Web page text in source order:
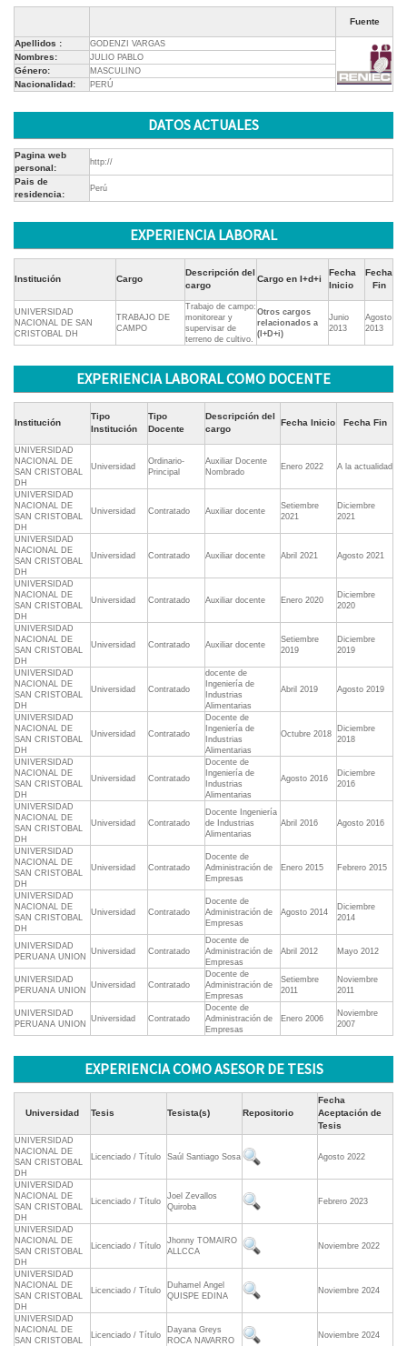
Fuente
Apellidos : GODENZI VARGAS
Nombres: JULIO PABLO
Género: MASCULINO
Nacionalidad: PERÚ
DATOS ACTUALES
Pagina web
personal:
http://
Pais de
residencia:
Perú
EXPERIENCIA LABORAL
Institución Cargo
Descripción del
cargo
Cargo en I+d+i
Fecha
Inicio
Fecha
Fin
UNIVERSIDAD
NACIONAL DE SAN
CRISTOBAL DH
TRABAJO DE
CAMPO
Trabajo de campo:
monitorear y
supervisar de
terreno de cultivo.
Otros cargos
relacionados a
(I+D+i)
Junio
2013
Agosto
2013
EXPERIENCIA LABORAL COMO DOCENTE
Institución
Tipo
Institución
Tipo
Docente
Descripción del
cargo
Fecha Inicio Fecha Fin
UNIVERSIDAD
NACIONAL DE
SAN CRISTOBAL
DH
Universidad
Ordinario-
Principal
Auxiliar Docente
Nombrado
Enero 2022 A la actualidad
UNIVERSIDAD
NACIONAL DE
SAN CRISTOBAL
DH
Universidad Contratado Auxiliar docente
Setiembre
2021
Diciembre
2021
UNIVERSIDAD
NACIONAL DE
SAN CRISTOBAL
DH
Universidad Contratado Auxiliar docente Abril 2021 Agosto 2021
UNIVERSIDAD
NACIONAL DE
SAN CRISTOBAL
DH
Universidad Contratado Auxiliar docente Enero 2020
Diciembre
2020
UNIVERSIDAD
NACIONAL DE
SAN CRISTOBAL
DH
Universidad Contratado Auxiliar docente
Setiembre
2019
Diciembre
2019
UNIVERSIDAD
NACIONAL DE
SAN CRISTOBAL
DH
Universidad Contratado
docente de
Ingeniería de
Industrias
Alimentarias
Abril 2019 Agosto 2019
UNIVERSIDAD
NACIONAL DE
SAN CRISTOBAL
DH
Universidad Contratado
Docente de
Ingeniería de
Industrias
Alimentarias
Octubre 2018
Diciembre
2018
UNIVERSIDAD
NACIONAL DE
SAN CRISTOBAL
DH
Universidad Contratado
Docente de
Ingeniería de
Industrias
Alimentarias
Agosto 2016
Diciembre
2016
UNIVERSIDAD
NACIONAL DE
SAN CRISTOBAL
DH
Universidad Contratado
Docente Ingeniería
de Industrias
Alimentarias
Abril 2016 Agosto 2016
UNIVERSIDAD
NACIONAL DE
SAN CRISTOBAL
DH
Universidad Contratado
Docente de
Administración de
Empresas
Enero 2015 Febrero 2015
UNIVERSIDAD
NACIONAL DE
SAN CRISTOBAL
DH
Universidad Contratado
Docente de
Administración de
Empresas
Agosto 2014
Diciembre
2014
UNIVERSIDAD
PERUANA UNION
Universidad Contratado
Docente de
Administración de
Empresas
Abril 2012 Mayo 2012
UNIVERSIDAD
PERUANA UNION
Universidad Contratado
Docente de
Administración de
Empresas
Setiembre
2011
Noviembre
2011
UNIVERSIDAD
PERUANA UNION
Universidad Contratado
Docente de
Administración de
Empresas
Enero 2006
Noviembre
2007
EXPERIENCIA COMO ASESOR DE TESIS
Universidad Tesis Tesista(s) Repositorio
Fecha
Aceptación de
Tesis
UNIVERSIDAD
NACIONAL DE
SAN CRISTOBAL
DH
Licenciado / Título Saúl Santiago Sosa Agosto 2022
UNIVERSIDAD
NACIONAL DE
SAN CRISTOBAL
DH
Licenciado / Título
Joel Zevallos
Quiroba
Febrero 2023
UNIVERSIDAD
NACIONAL DE
SAN CRISTOBAL
DH
Licenciado / Título
Jhonny TOMAIRO
ALLCCA
Noviembre 2022
UNIVERSIDAD
NACIONAL DE
SAN CRISTOBAL
DH
Licenciado / Título
Duhamel Angel
QUISPE EDINA
Noviembre 2024
UNIVERSIDAD
NACIONAL DE
SAN CRISTOBAL
Licenciado / Título
Dayana Greys
ROCA NAVARRO
Noviembre 2024